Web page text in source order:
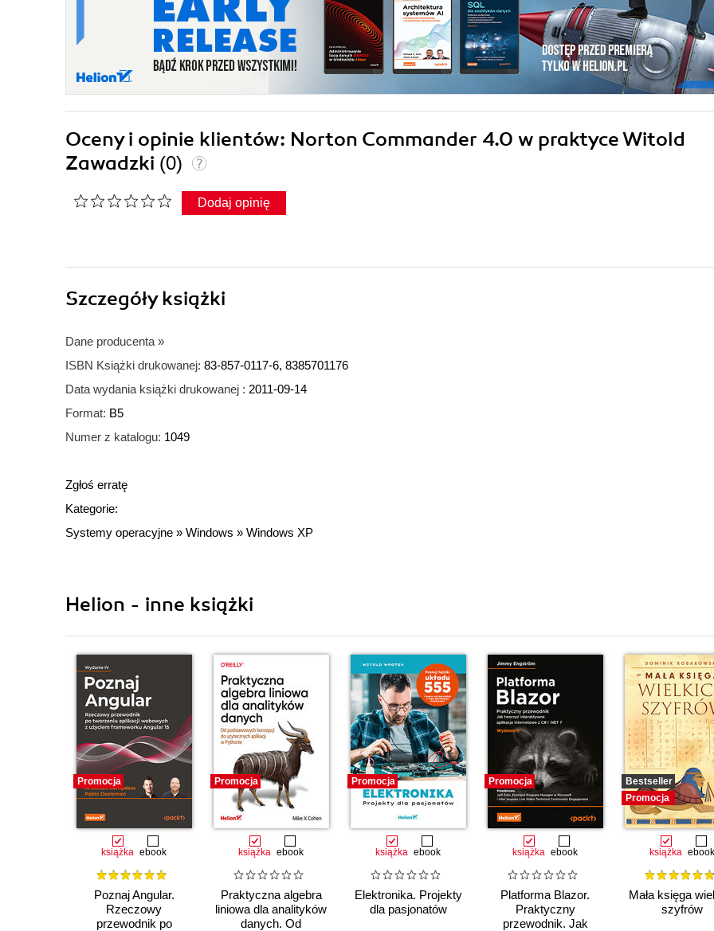
Oceny i opinie klientów: Norton Commander 4.0 w praktyce Witold
Zawadzki (0)
Dodaj opinię
Szczegółyksiążki
Dane producenta »
ISBN Książki drukowanej: 83-857-0117-6, 8385701176
Data wydania książki drukowanej : 2011-09-14
Format: B5
Numer z katalogu: 1049
Zgłoś erratę
Kategorie:
Systemy operacyjne » Windows » Windows XP
Helion - inne książki
Promocja
książka ebook
Poznaj Angular.
Rzeczowy
przewodnik po
Promocja
książka ebook
Praktyczna algebra
liniowa dla analityków
danych. Od
Promocja
książka ebook
Elektronika. Projekty
dla pasjonatów
Promocja
książka ebook
Platforma Blazor.
Praktyczny
przewodnik. Jak
Bestseller
Promocja
książka ebook
Mała księga
szyfrów